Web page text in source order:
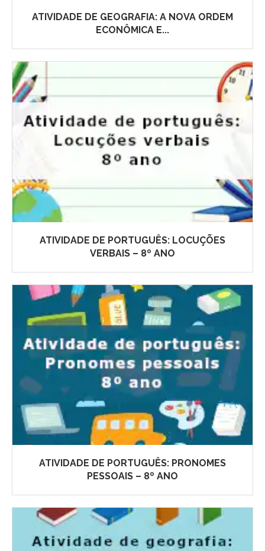
ATIVIDADE DE GEOGRAFIA: A NOVA ORDEM
ECONÔMICA E...
ATIVIDADE DE PORTUGUÊS: LOCUÇÕES
VERBAIS – 8º ANO
ATIVIDADE DE PORTUGUÊS: PRONOMES
PESSOAIS – 8º ANO